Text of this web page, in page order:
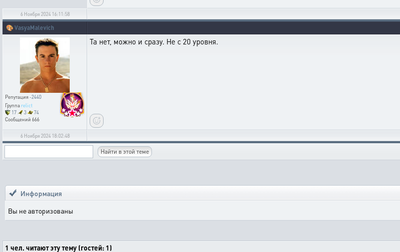
6 Ноября 2024 16:11:58
🎨 VasyaMalevich
Репутация-2440
Группа relict
17
3
74
Сообщений 666
Та нет, можно и сразу. Не с 20 уровня.
6 Ноября 2024 18:02:48
Информация
Вы не авторизованы
1 чел. читают эту тему (гостей: 1)